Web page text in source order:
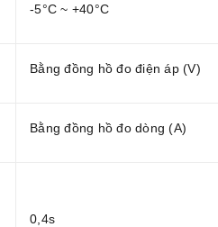
-5°C ~ +40°C
Bằng đồng hồ đo điện áp (V)
Bằng đồng hồ đo dòng (A)
0,4s